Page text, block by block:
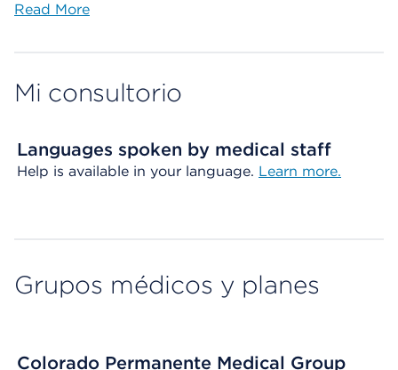
Read More
Mi consultorio
Languages spoken by medical staff
Help is available in your language. Learn more.
Grupos médicos y planes
Colorado Permanente Medical Group